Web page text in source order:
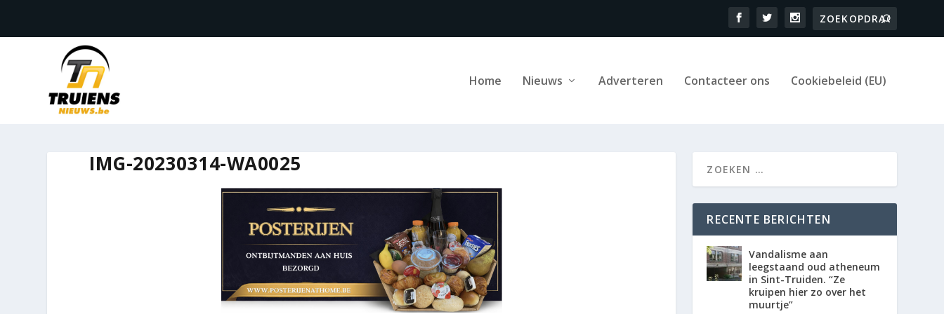
Home Nieuws Adverteren Contacteer ons Cookiebeleid (EU)
IMG-20230314-WA0025
RECENTE BERICHTEN
Vandalisme aan
leegstaand oud atheneum
in Sint-Truiden. “Ze
kruipen hier zo over het
muurtje”